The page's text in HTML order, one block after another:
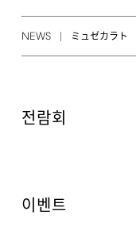
NEWS ミュゼカラト
전람회
이벤트